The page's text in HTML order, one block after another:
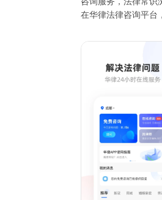
在华律法律咨询平台
2、律师咨询服务：
实用的法律知识解答。
4、精准获取专项服
5、已入住地区律师
州律师、广州律师
州律师、武汉律师
南昌律师、福州律师..